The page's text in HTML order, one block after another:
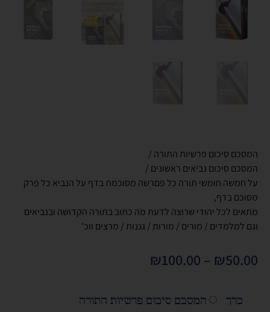
המסכם סיכום פרשיות התורה /
המסכם סיכום נביאים ראשונים /
על חמשה חומשי תורה כל פםרשה מסוכמת בדף על הנביא כל פרק
מסוכם בדף,
מתאים לכל יהודי שרוצה לדעת מה כתוב בתורה הקדושה ובנביאים
וגם למלמדים / מורים / מורות / גננות / מרצים ווכ'
₪50.00
–
₪100.00
כרך המסכם סיכום פרשיות התורה